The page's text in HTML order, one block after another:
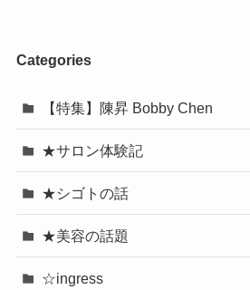
Categories
【特集】陳昇 Bobby Chen
★サロン体験記
★シゴトの話
★美容の話題
☆ingress